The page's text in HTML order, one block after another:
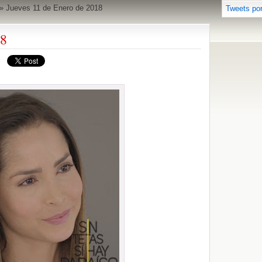
Jueves 11 de Enero de 2018 Tweets